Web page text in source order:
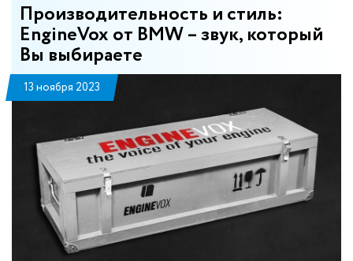
Производительность и стиль:
EngineVox от BMW – звук, который
Вы выбираете
13 ноября 2023